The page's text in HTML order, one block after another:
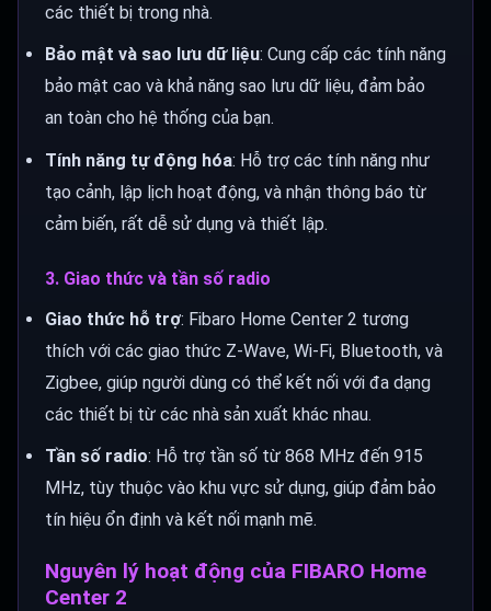
các thiết bị trong nhà.
Bảo mật và sao lưu dữ liệu: Cung cấp các tính năng
bảo mật cao và khả năng sao lưu dữ liệu, đảm bảo
an toàn cho hệ thống của bạn.
Tính năng tự động hóa: Hỗ trợ các tính năng như
tạo cảnh, lập lịch hoạt động, và nhận thông báo từ
cảm biến, rất dễ sử dụng và thiết lập.
3. Giao thức và tần số radio
Giao thức hỗ trợ: Fibaro Home Center 2 tương
thích với các giao thức Z-Wave, Wi-Fi, Bluetooth, và
Zigbee, giúp người dùng có thể kết nối với đa dạng
các thiết bị từ các nhà sản xuất khác nhau.
Tần số radio: Hỗ trợ tần số từ 868 MHz đến 915
MHz, tùy thuộc vào khu vực sử dụng, giúp đảm bảo
tín hiệu ổn định và kết nối mạnh mẽ.
Nguyên lý hoạt động của FIBARO Home
Center 2